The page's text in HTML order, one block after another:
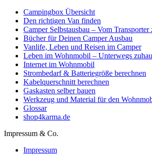
Campingbox Übersicht
Den richtigen Van finden
Camper Selbstausbau – Vom
Bücher für Deinen Camper Ausbau
Vanlife, Leben und Reisen im Camper
Leben im Wohnmobil – Unterwegs
Internet im Wohnmobil
Strombedarf & Batteriegröße berechnen
Kabelquerschnitt berechnen
Gaskasten selber bauen
Werkzeug und Material für den
Glossar
shop4karma.de
Impressum & Co.
Impressum